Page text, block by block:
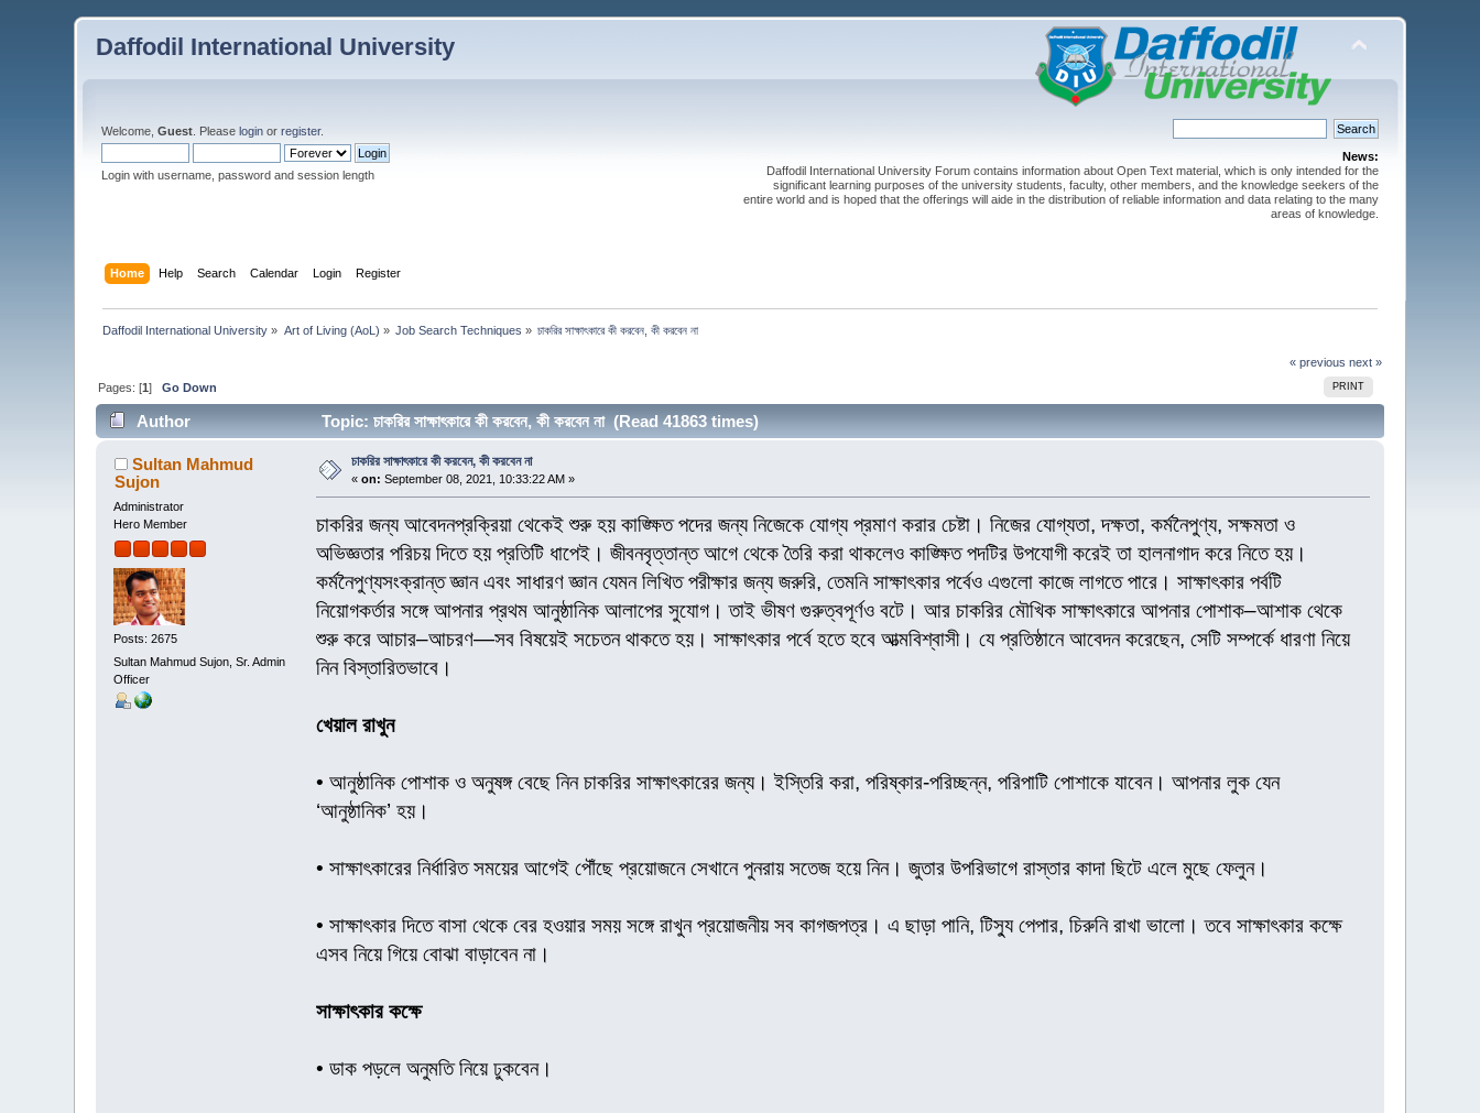
Daffodil International University
Welcome,Guest . Pleaselogin orregister.
Login with username, password and session length
News:
Daffodil International University Forum contains information about Open Text material, which is only intended for the
significant learning purposes of the university students, faculty, other members, and the knowledge seekers of the
entire world and is hoped that the offerings will aide in the distribution of reliable information and data relating to the many
areas of knowledge.
Home Help Search Calendar Login Register
Daffodil International University » Art of Living (AoL) » Job Search Techniques » চাকরির সাক্ষাৎকারে কী করবেন, কী করবেন না
« previous next »
PRINT
Pages: [1]Go Down
Author Topic: চাকরির সাক্ষাৎকারে কী করবেন, কী করবেন না (Read 41863 times)
Sultan Mahmud
Sujon
Administrator
Hero Member
Posts: 2675
Sultan Mahmud Sujon, Sr. Admin
Officer
চাকরির সাক্ষাৎকারে কী করবেন, কী করবেন না
«on: September 08, 2021, 10:33:22 AM »
চাকরির জন্য আবেদনপ্রক্রিয়া থেকেই শুরু হয় কাঙ্ক্ষিত পদের জন্য নিজেকে যোগ্য প্রমাণ করার চেষ্টা। নিজের যোগ্যতা, দক্ষতা, কর্মনৈপুণ্য, সক্ষমতা ও
অভিজ্ঞতার পরিচয় দিতে হয় প্রতিটি ধাপেই। জীবনবৃত্তান্ত আগে থেকে তৈরি করা থাকলেও কাঙ্ক্ষিত পদটির উপযোগী করেই তা হালনাগাদ করে নিতে হয়।
কর্মনৈপুণ্যসংক্রান্ত জ্ঞান এবং সাধারণ জ্ঞান যেমন লিখিত পরীক্ষার জন্য জরুরি, তেমনি সাক্ষাৎকার পর্বেও এগুলো কাজে লাগতে পারে। সাক্ষাৎকার পর্বটি
নিয়োগকর্তার সঙ্গে আপনার প্রথম আনুষ্ঠানিক আলাপের সুযোগ। তাই ভীষণ গুরুত্বপূর্ণও বটে। আর চাকরির মৌখিক সাক্ষাৎকারে আপনার পোশাক–আশাক থেকে
শুরু করে আচার–আচরণ—সব বিষয়েই সচেতন থাকতে হয়। সাক্ষাৎকার পর্বে হতে হবে আত্মবিশ্বাসী। যে প্রতিষ্ঠানে আবেদন করেছেন, সেটি সম্পর্কে ধারণা নিয়ে
নিন বিস্তারিতভাবে।
খেয়াল রাখুন
• আনুষ্ঠানিক পোশাক ও অনুষঙ্গ বেছে নিন চাকরির সাক্ষাৎকারের জন্য। ইস্তিরি করা, পরিষ্কার-পরিচ্ছন্ন, পরিপাটি পোশাকে যাবেন। আপনার লুক যেন
‘আনুষ্ঠানিক’ হয়।
• সাক্ষাৎকারের নির্ধারিত সময়ের আগেই পৌঁছে প্রয়োজনে সেখানে পুনরায় সতেজ হয়ে নিন। জুতার উপরিভাগে রাস্তার কাদা ছিটে এলে মুছে ফেলুন।
• সাক্ষাৎকার দিতে বাসা থেকে বের হওয়ার সময় সঙ্গে রাখুন প্রয়োজনীয় সব কাগজপত্র। এ ছাড়া পানি, টিস্যু পেপার, চিরুনি রাখা ভালো। তবে সাক্ষাৎকার কক্ষে
এসব নিয়ে গিয়ে বোঝা বাড়াবেন না।
সাক্ষাৎকার কক্ষে
• ডাক পড়লে অনুমতি নিয়ে ঢুকবেন।